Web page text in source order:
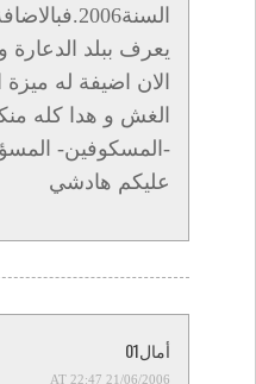
يعرف ببلد
الان اضيفة له
الغش و هدا كله
-المسكوفين-
عليكم هادشي
أمال01
21/06/2006 AT 22:47